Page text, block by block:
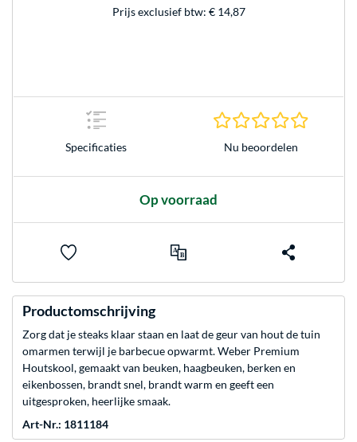
Prijs exclusief btw: € 14,87
Specificaties Nu beoordelen
Op voorraad
Productomschrijving
Zorg dat je steaks klaar staan en laat de geur van hout de tuin
omarmen terwijl je barbecue opwarmt. Weber Premium
Houtskool, gemaakt van beuken, haagbeuken, berken en
eikenbossen, brandt snel, brandt warm en geeft een
uitgesproken, heerlijke smaak.
Art-Nr.: 1811184